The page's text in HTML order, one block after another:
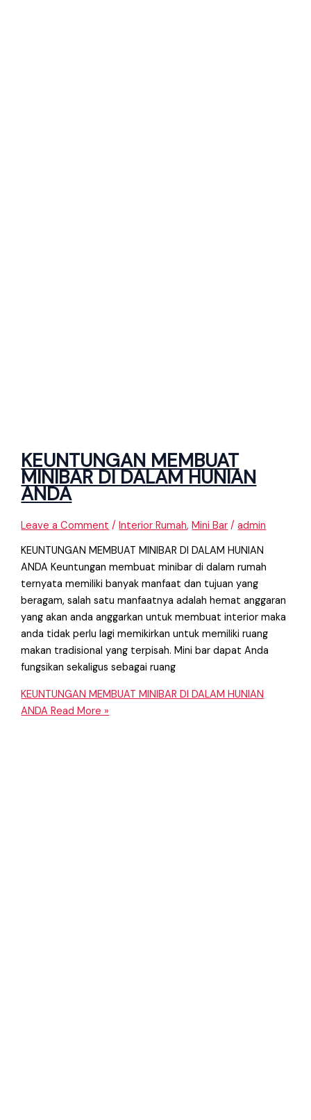
KEUNTUNGAN MEMBUAT
MINIBAR DI DALAM HUNIAN
ANDA
Leave a Comment /Interior Rumah,Mini Bar /admin
KEUNTUNGAN MEMBUAT MINIBAR DI DALAM HUNIAN
ANDA Keuntungan membuat minibar di dalam rumah
ternyata memiliki banyak manfaat dan tujuan yang
beragam, salah satu manfaatnya adalah hemat anggaran
yang akan anda anggarkan untuk membuat interior maka
anda tidak perlu lagi memikirkan untuk memiliki ruang
makan tradisional yang terpisah. Mini bar dapat Anda
fungsikan sekaligus sebagai ruang
KEUNTUNGAN MEMBUAT MINIBAR DI DALAM HUNIAN
ANDA Read More »